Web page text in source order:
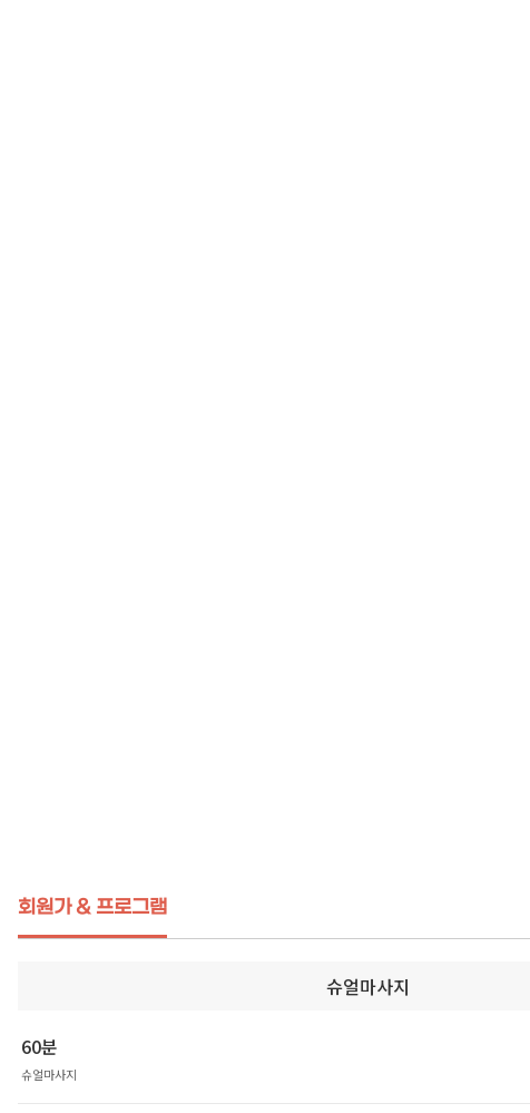
회원가 & 프로그램
슈얼마사지
60분
슈얼마사지